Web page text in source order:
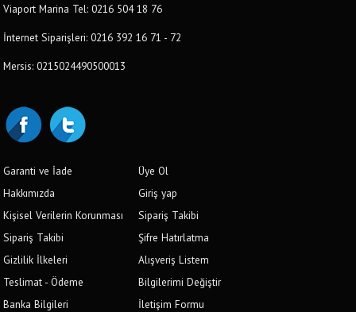
Viaport Marina Tel: 0216 504 18 76
İnternet Siparişleri: 0216 392 16 71 - 72
Mersis: 0215024490500013
Garanti ve İade
Hakkımızda
Kişisel Verilerin Korunması
Sipariş Takibi
Gizlilik İlkeleri
Teslimat - Ödeme
Banka Bilgileri
Üye Ol
Giriş yap
Sipariş Takibi
Şifre Hatırlatma
Alışveriş Listem
Bilgilerimi Değiştir
İletişim Formu